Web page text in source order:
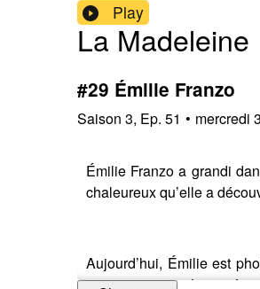
Play
La Madeleine
#29 Émilie Franzo
Saison 3, Ep. 51 • mercredi
Émilie Franzo a grandi
chaleureux qu’elle a
Aujourd’hui, Émilie est
construit sa carrière